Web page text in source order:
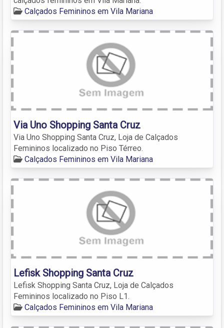
Calçados Femininos em Vila Mariana
Via Uno Shopping Santa Cruz
Via Uno Shopping Santa Cruz, Loja de Calçados
Femininos localizado no Piso Térreo.
Calçados Femininos em Vila Mariana
Lefisk Shopping Santa Cruz
Lefisk Shopping Santa Cruz, Loja de Calçados
Femininos localizado no Piso L1.
Calçados Femininos em Vila Mariana